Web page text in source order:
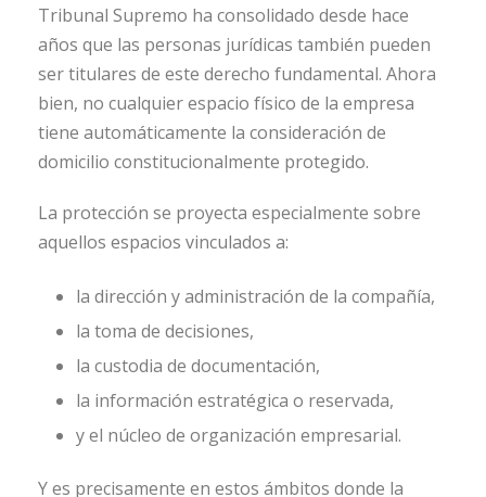
Tribunal Supremo ha consolidado desde hace
años que las personas jurídicas también pueden
ser titulares de este derecho fundamental. Ahora
bien, no cualquier espacio físico de la empresa
tiene automáticamente la consideración de
domicilio constitucionalmente protegido.
La protección se proyecta especialmente sobre
aquellos espacios vinculados a:
la dirección y administración de la compañía,
la toma de decisiones,
la custodia de documentación,
la información estratégica o reservada,
y el núcleo de organización empresarial.
Y es precisamente en estos ámbitos donde la